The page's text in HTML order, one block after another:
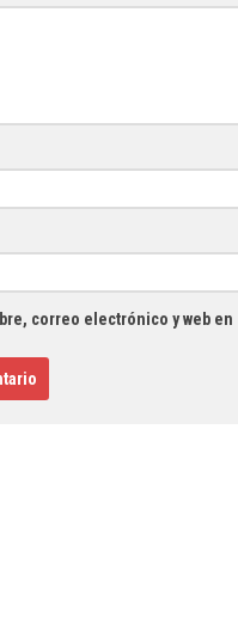
correo electrónico y web